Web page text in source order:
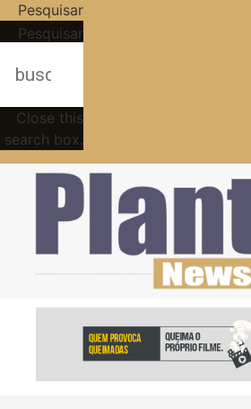
Pesquisar
Pesquisar
Close this
search box.